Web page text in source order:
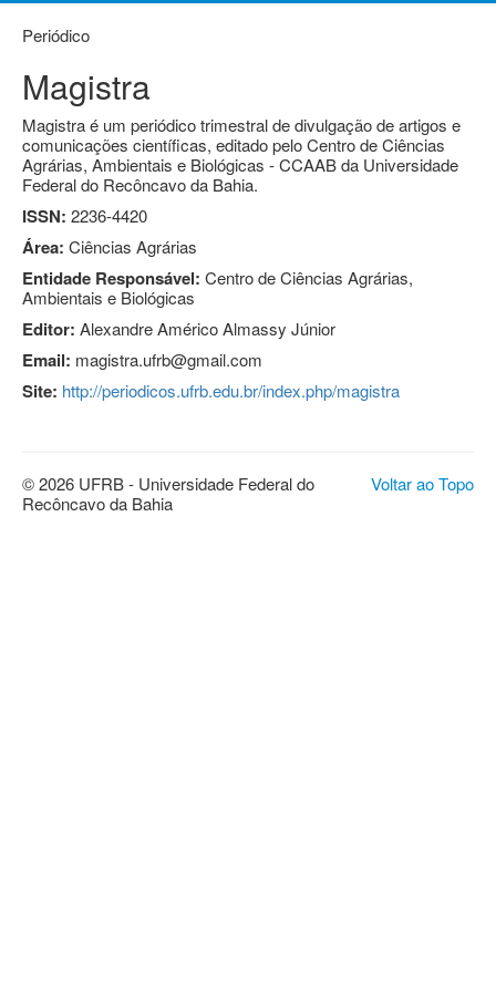
Periódico
Magistra
Magistra é um periódico trimestral de divulgação de artigos e
comunicações científicas, editado pelo Centro de Ciências
Agrárias, Ambientais e Biológicas - CCAAB da Universidade
Federal do Recôncavo da Bahia.
ISSN: 2236-4420
Área: Ciências Agrárias
Entidade Responsável: Centro de Ciências Agrárias,
Ambientais e Biológicas
Editor: Alexandre Américo Almassy Júnior
Email: magistra.ufrb@gmail.com
Site: http://periodicos.ufrb.edu.br/index.php/magistra
Voltar ao Topo
© 2026 UFRB - Universidade Federal do
Recôncavo da Bahia